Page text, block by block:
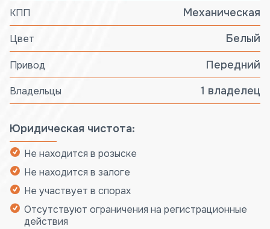
КПП Механическая
Цвет Белый
Привод Передний
Владельцы 1 владелец
Юридическая чистота:
Не находится в розыске
Не находится в залоге
Не участвует в спорах
Отсутствуют ограничения на регистрационные
действия